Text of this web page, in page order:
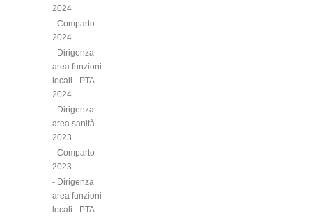
2024
- Comparto
2024
- Dirigenza
area funzioni
locali - PTA -
2024
- Dirigenza
area sanità -
2023
- Comparto -
2023
- Dirigenza
area funzioni
locali - PTA -